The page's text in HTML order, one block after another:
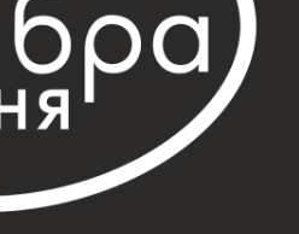
“Добра Кухня” використовує
без додавання штучних
чи консервантів,
смак, але й